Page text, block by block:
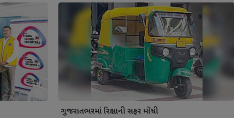
ગુજરાતભરમાં રિક્ષાની સફર મોંઘી